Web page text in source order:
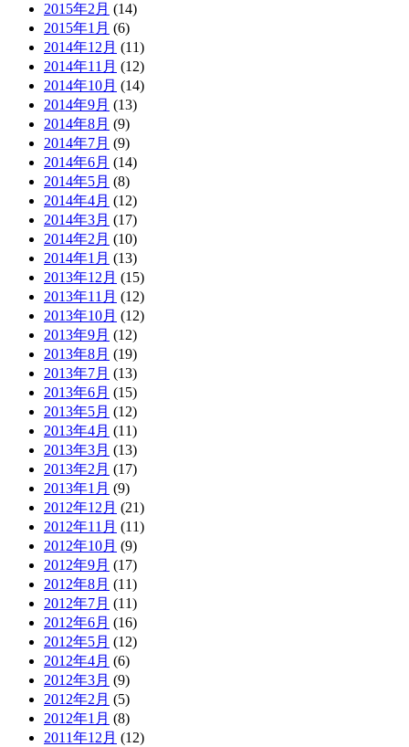
2015年2月 (14)
2015年1月 (6)
2014年12月 (11)
2014年11月 (12)
2014年10月 (14)
2014年9月 (13)
2014年8月 (9)
2014年7月 (9)
2014年6月 (14)
2014年5月 (8)
2014年4月 (12)
2014年3月 (17)
2014年2月 (10)
2014年1月 (13)
2013年12月 (15)
2013年11月 (12)
2013年10月 (12)
2013年9月 (12)
2013年8月 (19)
2013年7月 (13)
2013年6月 (15)
2013年5月 (12)
2013年4月 (11)
2013年3月 (13)
2013年2月 (17)
2013年1月 (9)
2012年12月 (21)
2012年11月 (11)
2012年10月 (9)
2012年9月 (17)
2012年8月 (11)
2012年7月 (11)
2012年6月 (16)
2012年5月 (12)
2012年4月 (6)
2012年3月 (9)
2012年2月 (5)
2012年1月 (8)
2011年12月 (12)